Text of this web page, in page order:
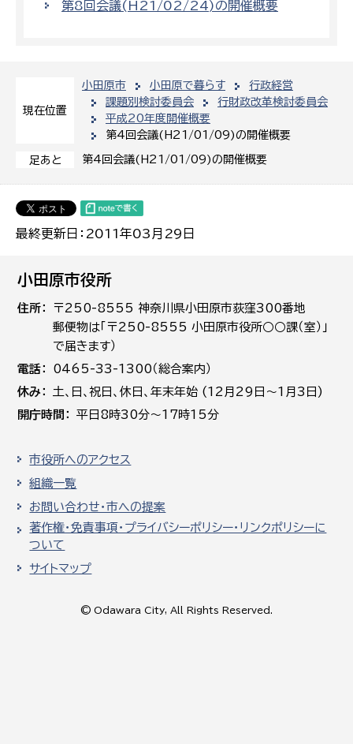
現在位置
小田原市 小田原で暮らす
行政経営
課題別検討委員会
行財政改革検討委員会
平成20年度開催概要
第4回会議(H21/01/09)の開催概要
足あと 第4回会議(H21/01/09)の開催概要
最終更新日：2011年03月29日
第8回会議(H21/02/24)の開催概要
小田原市役所
住所
〒250-8555 神奈川県小田原市荻窪300番地
郵便物は「〒250-8555 小田原市役所○○課（室）」
で届きます）
電話
0465-33-1300（総合案内）
休み
土､日､祝日、休日、年末年始 (12月29日～1月3日)
開庁時間
平日8時30分～17時15分
市役所へのアクセス
組織一覧
お問い合わせ・市への提案
著作権・免責事項・プライバシーポリシー・リンクポリシーに
ついて
サイトマップ
© Odawara City, All Rights Reserved.